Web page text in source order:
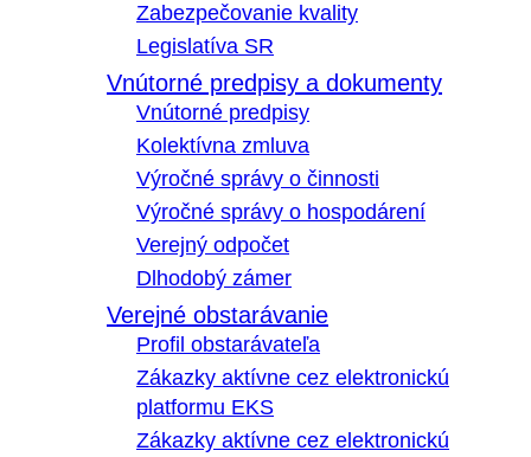
Zabezpečovanie kvality
Legislatíva SR
Vnútorné predpisy a dokumenty
Vnútorné predpisy
Kolektívna zmluva
Výročné správy o činnosti
Výročné správy o hospodárení
Verejný odpočet
Dlhodobý zámer
Verejné obstarávanie
Profil obstarávateľa
Zákazky aktívne cez elektronickú
platformu EKS
Zákazky aktívne cez elektronickú